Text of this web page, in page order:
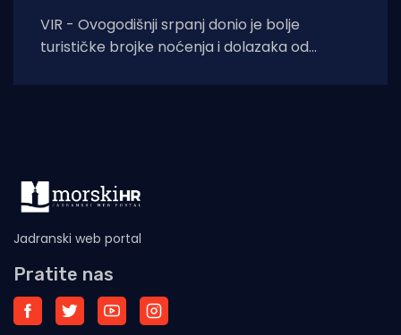
VIR - Ovogodišnji srpanj donio je bolje
turističke brojke noćenja i dolazaka od
Jadranski web portal
Pratite nas